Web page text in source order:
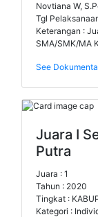
Novtiana W,
Tgl
Keterangan :
SMA/SMK/MA
See
Juara I
Putra
Juara : 1
Tahun : 2020
Tingkat :
Kategori :